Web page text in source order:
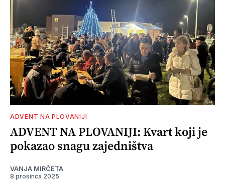
ADVENT NA PLOVANIJI
ADVENT NA PLOVANIJI: Kvart koji je
pokazao snagu zajedništva
VANJA MIRČETA
8 prosinca 2025